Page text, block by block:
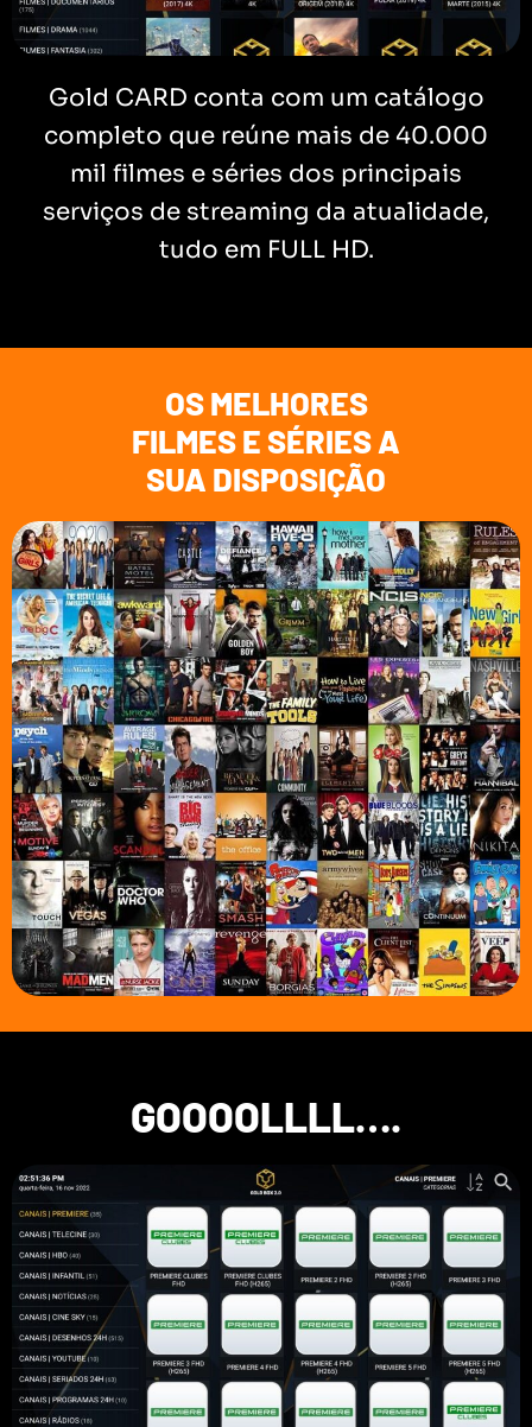
Gold CARD conta com um catálogo
completo que reúne mais de 40.000
mil filmes e séries dos principais
serviços de streaming da atualidade,
tudo em FULL HD.
OS MELHORES
FILMES E SÉRIES A
SUA DISPOSIÇÃO
GOOOOLLLL….